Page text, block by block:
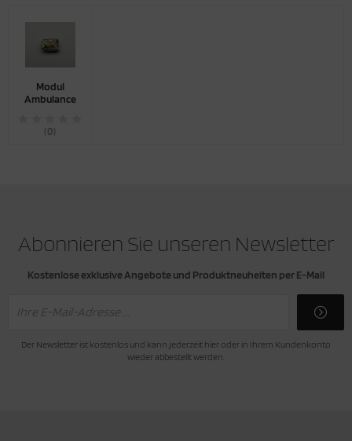
Modul
Ambulance
(0)
Abonnieren Sie unseren Newsletter
Kostenlose exklusive Angebote und Produktneuheiten per E-Mail
Der Newsletter ist kostenlos und kann jederzeit hier oder in Ihrem Kundenkonto
wieder abbestellt werden.